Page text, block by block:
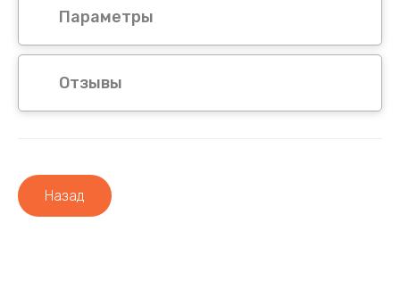
Параметры
Отзывы
Назад